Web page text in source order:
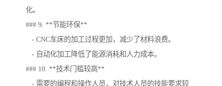
化。
### 9. **节能环保**
- CNC车床的加工过程更加，减少了材料浪费。
- 自动化加工降低了能源消耗和人力成本。
### 10. **技术门槛较高**
- 需要的编程和操作人员，对技术人员的技能要求较